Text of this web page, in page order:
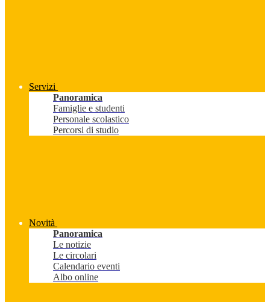
Servizi
Panoramica
Famiglie e studenti
Personale scolastico
Percorsi di studio
Novità
Panoramica
Le notizie
Le circolari
Calendario eventi
Albo online